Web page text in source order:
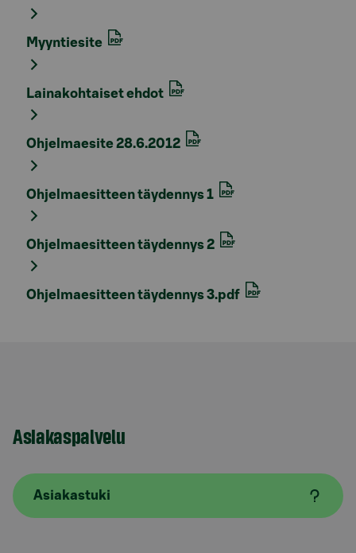
Myyntiesite
Lainakohtaiset ehdot
Ohjelmaesite 28.6.2012
Ohjelmaesitteen täydennys 1
Ohjelmaesitteen täydennys 2
Ohjelmaesitteen täydennys 3.pdf
Asiakaspalvelu
Asiakastuki